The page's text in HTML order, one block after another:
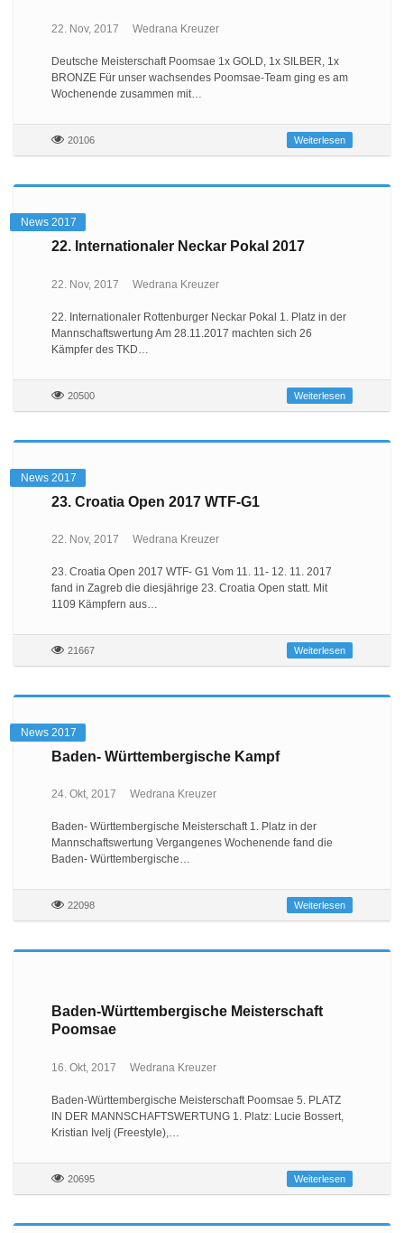
22. Nov, 2017 Wedrana Kreuzer
Deutsche Meisterschaft Poomsae 1x GOLD, 1x SILBER, 1x
BRONZE Für unser wachsendes Poomsae-Team ging es am
Wochenende zusammen mit…
20106 Weiterlesen
News 2017
22. Internationaler Neckar Pokal 2017
22. Nov, 2017 Wedrana Kreuzer
22. Internationaler Rottenburger Neckar Pokal 1. Platz in der
Mannschaftswertung Am 28.11.2017 machten sich 26
Kämpfer des TKD…
20500 Weiterlesen
News 2017
23. Croatia Open 2017 WTF-G1
22. Nov, 2017 Wedrana Kreuzer
23. Croatia Open 2017 WTF- G1 Vom 11. 11- 12. 11. 2017
fand in Zagreb die diesjährige 23. Croatia Open statt. Mit
1109 Kämpfern aus…
21667 Weiterlesen
News 2017
Baden- Württembergische Kampf
24. Okt, 2017 Wedrana Kreuzer
Baden- Württembergische Meisterschaft 1. Platz in der
Mannschaftswertung Vergangenes Wochenende fand die
Baden- Württembergische…
22098 Weiterlesen
Baden-Württembergische Meisterschaft
Poomsae
16. Okt, 2017 Wedrana Kreuzer
Baden-Württembergische Meisterschaft Poomsae 5. PLATZ
IN DER MANNSCHAFTSWERTUNG 1. Platz: Lucie Bossert,
Kristian Ivelj (Freestyle),…
20695 Weiterlesen